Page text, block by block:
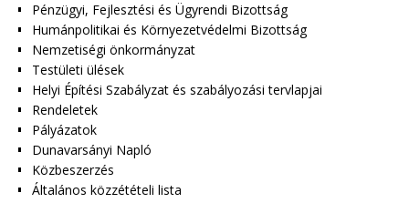
Pénzügyi, Fejlesztési és Ügyrendi Bizottság
Humánpolitikai és Környezetvédelmi Bizottság
Nemzetiségi önkormányzat
Testületi ülések
Helyi Építési Szabályzat és szabályozási tervlapjai
Rendeletek
Pályázatok
Dunavarsányi Napló
Közbeszerzés
Általános közzétételi lista